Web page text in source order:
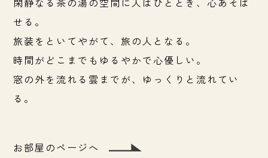
せる。
旅装をといてやがて、旅の人となる。
時間がどこまでもゆるやかで心優しい。
窓の外を流れる雲までが、 ゆっくりと流れてい
る。
お部屋のページへ